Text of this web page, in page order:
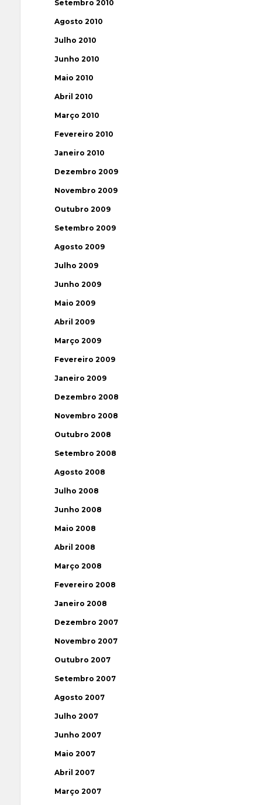
Setembro 2010
Agosto 2010
Julho 2010
Junho 2010
Maio 2010
Abril 2010
Março 2010
Fevereiro 2010
Janeiro 2010
Dezembro 2009
Novembro 2009
Outubro 2009
Setembro 2009
Agosto 2009
Julho 2009
Junho 2009
Maio 2009
Abril 2009
Março 2009
Fevereiro 2009
Janeiro 2009
Dezembro 2008
Novembro 2008
Outubro 2008
Setembro 2008
Agosto 2008
Julho 2008
Junho 2008
Maio 2008
Abril 2008
Março 2008
Fevereiro 2008
Janeiro 2008
Dezembro 2007
Novembro 2007
Outubro 2007
Setembro 2007
Agosto 2007
Julho 2007
Junho 2007
Maio 2007
Abril 2007
Março 2007